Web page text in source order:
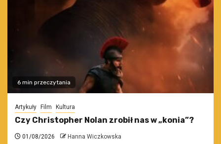
6 min przeczytania
Artykuły Film Kultura
Czy Christopher Nolan zrobił nas w „konia”?
01/08/2026 Hanna Wiczkowska